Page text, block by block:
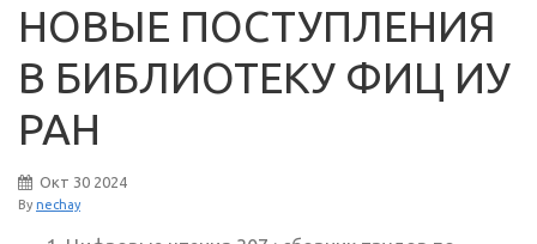
НОВЫЕ ПОСТУПЛЕНИЯ
В БИБЛИОТЕКУ ФИЦ ИУ
РАН
Окт 30 2024
By nechay